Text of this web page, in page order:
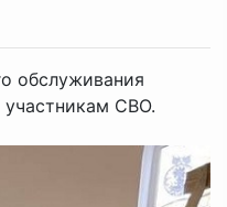
обслуживания
СВО.